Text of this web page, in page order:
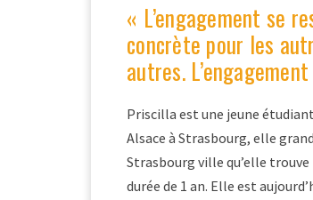
« L’engagement se
concrète pour les
autres.
Priscilla est une jeune
Alsace à Strasbourg, elle
Strasbourg ville qu’elle trouve
durée de 1 an. Elle est